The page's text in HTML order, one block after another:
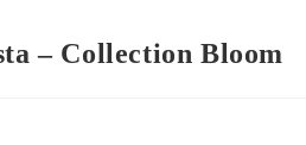
– Collection Bloom